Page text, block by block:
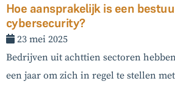
Hoe aansprakelijk is een
cybersecurity?
23 mei 2025
Bedrijven uit achttien sectoren
een jaar om zich in regel te stellen